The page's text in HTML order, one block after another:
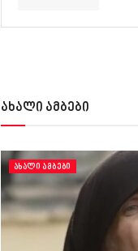
ახალი ამბები
ᲐᲮᲐᲚᲘ ᲐᲛᲑᲔᲑᲘ